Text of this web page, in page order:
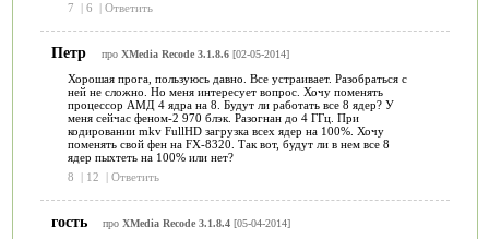
7
| 6 | Ответить
Петр про XMedia Recode 3.1.8.6[02-05-2014]
Хорошая прога, пользуюсь давно. Все устраивает. Разобраться с
ней не сложно. Но меня интересует вопрос. Хочу поменять
процессор АМД 4 ядра на 8. Будут ли работать все 8 ядер? У
меня сейчас феном-2 970 блэк. Разогнан до 4 ГГц. При
кодировании mkv FullHD загрузка всех ядер на 100%. Хочу
поменять свой фен на FX-8320. Так вот, будут ли в нем все 8
ядер пыхтеть на 100% или нет?
8
| 12 | Ответить
гость про XMedia Recode 3.1.8.4[05-04-2014]